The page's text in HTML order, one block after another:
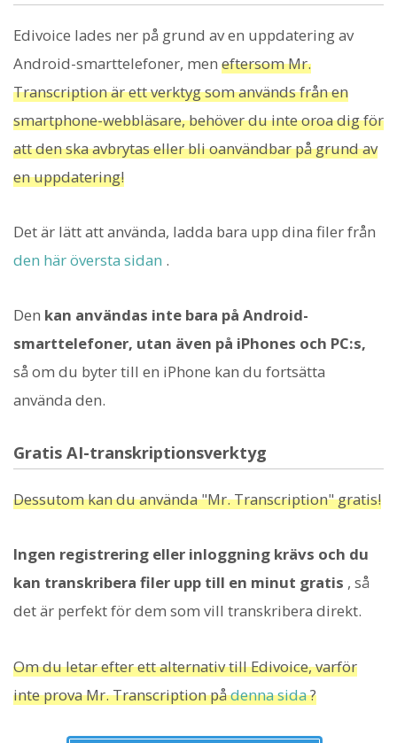
Edivoice lades ner på grund av en uppdatering av
Android-smarttelefoner, men eftersom Mr.
Transcription är ett verktyg som används från en
smartphone-webbläsare, behöver du inte oroa dig för
att den ska avbrytas eller bli oanvändbar på grund av
en uppdatering!
Det är lätt att använda, ladda bara upp dina filer från
den här översta sidan .
Den kan användas inte bara på Android-
smarttelefoner, utan även på iPhones och PC:s,
så om du byter till en iPhone kan du fortsätta
använda den.
Gratis AI-transkriptionsverktyg
Dessutom kan du använda "Mr. Transcription" gratis!
Ingen registrering eller inloggning krävs och du
kan transkribera filer upp till en minut gratis , så
det är perfekt för dem som vill transkribera direkt.
Om du letar efter ett alternativ till Edivoice, varför
inte prova Mr. Transcription pådenna sida?